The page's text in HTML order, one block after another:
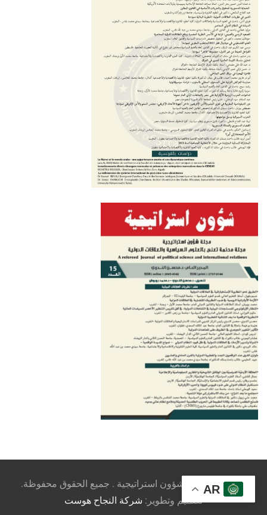
© 2026 - مجلة شؤون استراتيجية . جميع الحقوق محفوظة.
تصميم وتطوير: شركة النجاح هوست
AR